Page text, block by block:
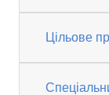
Цільове